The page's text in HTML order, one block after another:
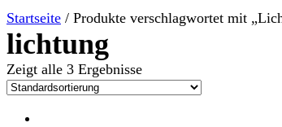
Startseite / Produkte verschlagwortet mit
lichtung
Zeigt alle 3 Ergebnisse